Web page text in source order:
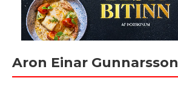
Aron Einar Gunnarsson